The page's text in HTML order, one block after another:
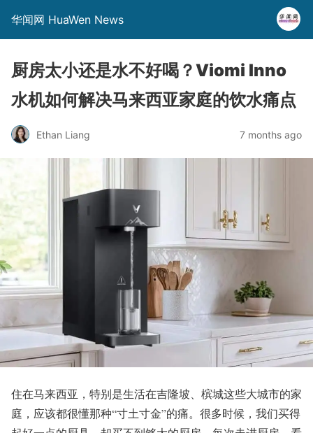
华闻网 HuaWen News
厨房太小还是水不好喝？Viomi Inno
水机如何解决马来西亚家庭的饮水痛点
Ethan Liang 7 months ago
住在马来西亚，特别是生活在吉隆坡、槟城这些大城市的家
庭，应该都很懂那种“寸土寸金”的痛。很多时候，我们买得